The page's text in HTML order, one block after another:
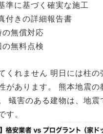
準に基づく確実な施工
付きの詳細報告書
の無償対応
の無料点検
くれません 明日には柱の
があります。
熊本地震の
蟻害のある建物は、地震
す。